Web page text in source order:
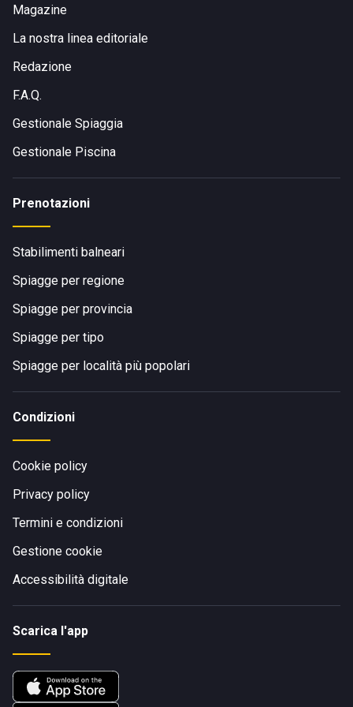
Magazine
La nostra linea editoriale
Redazione
F.A.Q.
Gestionale Spiaggia
Gestionale Piscina
Prenotazioni
Stabilimenti balneari
Spiagge per regione
Spiagge per provincia
Spiagge per tipo
Spiagge per località più popolari
Condizioni
Cookie policy
Privacy policy
Termini e condizioni
Gestione cookie
Accessibilità digitale
Scarica l'app